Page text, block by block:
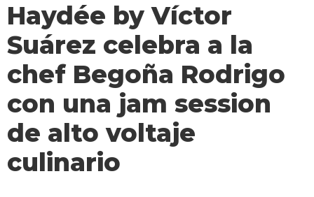
Haydée by Víctor
Suárez celebra a la
chef Begoña Rodrigo
con una jam session
de alto voltaje
culinario